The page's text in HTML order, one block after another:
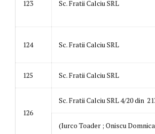
123 Sc. Fratii Calciu SRL
124 Sc. Fratii Calciu SRL
125 Sc. Fratii Calciu SRL
126
Sc. Fratii Calciu SRL 4/20 din
(Iurco Toader ; Oniscu